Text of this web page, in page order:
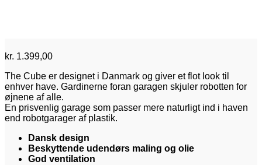
kr. 1.399,00
The Cube er designet i Danmark og giver et flot look til
enhver have. Gardinerne foran garagen skjuler robotten for
øjnene af alle.
En prisvenlig garage som passer mere naturligt ind i haven
end robotgarager af plastik.
Dansk design
Beskyttende udendørs maling og olie
God ventilation